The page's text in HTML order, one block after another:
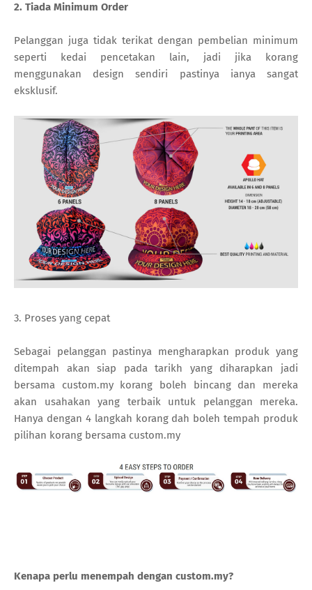
2. Tiada Minimum Order
Pelanggan juga tidak terikat dengan pembelian minimum
seperti kedai pencetakan lain, jadi jika korang
menggunakan design sendiri pastinya ianya sangat
eksklusif.
3. Proses yang cepat
Sebagai pelanggan pastinya mengharapkan produk yang
ditempah akan siap pada tarikh yang diharapkan jadi
bersama custom.my korang boleh bincang dan mereka
akan usahakan yang terbaik untuk pelanggan mereka.
Hanya dengan 4 langkah korang dah boleh tempah produk
pilihan korang bersama custom.my
Kenapa perlu menempah dengan custom.my?